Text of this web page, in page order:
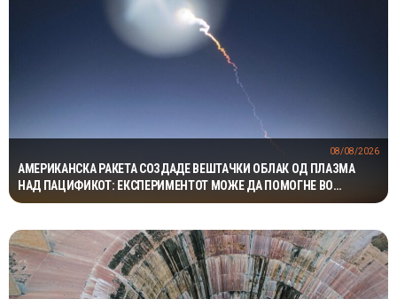
АМЕРИКАНСКА РАКЕТА СОЗДАДЕ ВЕШТАЧКИ ОБЛАК ОД ПЛАЗМА
НАД ПАЦИФИКОТ: ЕКСПЕРИМЕНТОТ МОЖЕ ДА ПОМОГНЕ ВО
ЗАШТИТАТА НА САТЕЛИТИТЕ
08/08/2026